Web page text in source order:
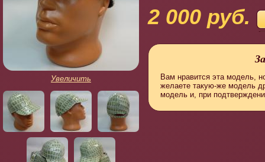
Увеличить
2 000 руб.
Вам нравится эта модель,
желаете такую-же модель
модель и, при